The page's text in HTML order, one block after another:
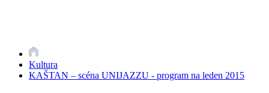
Kultura
KAŠTAN – scéna UNIJAZZU - program na leden 2015